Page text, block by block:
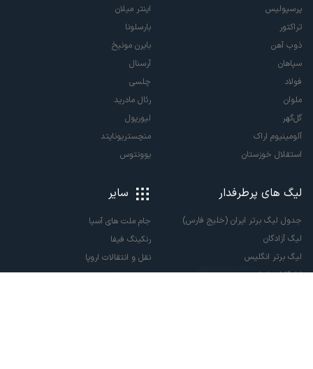
پرسپولیس
تراکتور
ذوب آهن
سپاهان
فولاد
ملوان
گل‌گهر
آلومینیوم اراک
استقلال خوزستان
اینتر میلان
بارسلونا
بایرن مونیخ
آرسنال
چلسی
رئال مادرید
لیورپول
منچستریونایتد
یوونتوس
لیگ های پرطرفدار
جدول لیگ برتر ایران (خلیج فارس)
لیگ آزادگان
لیگ برتر انگلیس
لالیگا اسپانیا
سایر
جام ملت های آسیا
رنکینگ فیفا
نقل و انتقالات اروپا
نقل و انتقالات ایران